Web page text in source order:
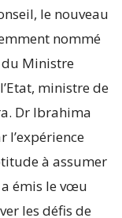
le nouveau
nommé
du Ministre
ministre de
Dr Ibrahima
l’expérience
à assumer
émis le vœu
les défis de